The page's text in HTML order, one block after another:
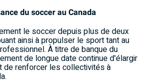
du soccer au Canada
le soccer depuis plus de deux
ainsi à propulser le sport tant au
À titre de banque du
de longue date continue d'élargir
de renforcer les collectivités à